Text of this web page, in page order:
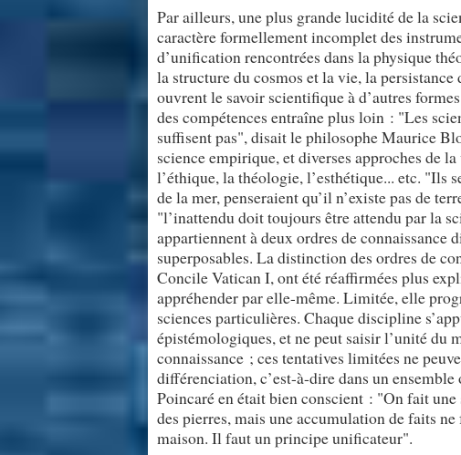
Par ailleurs, une plus grande lucidité de la
caractère formellement incomplet des
d’unification rencontrées dans la physique
la structure du cosmos et la vie, la
ouvrent le savoir scientifique à d’autres
des compétences entraîne plus loin : "Les
suffisent pas", disait le philosophe Maurice
science empirique, et diverses approches de
l’éthique, la théologie, l’esthétique... etc. "Ils
de la mer, penseraient qu’il n’existe pas de
"l’inattendu doit toujours être attendu par la
appartiennent à deux ordres de
superposables. La distinction des ordres de
Concile Vatican I, ont été réaffirmées plus
appréhender par elle-même. Limitée, elle
sciences particulières. Chaque discipline
épistémologiques, et ne peut saisir l’unité du
connaissance ; ces tentatives limitées ne
différenciation, c’est-à-dire dans un
Poincaré en était bien conscient : "On fait
des pierres, mais une accumulation de faits ne
maison. Il faut un principe unificateur".